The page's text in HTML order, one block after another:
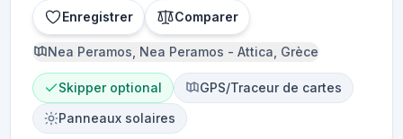
Enregistrer Comparer
Nea Peramos, Nea Peramos - Attica, Grèce
Skipper optional
GPS/Traceur de cartes
Panneaux solaires